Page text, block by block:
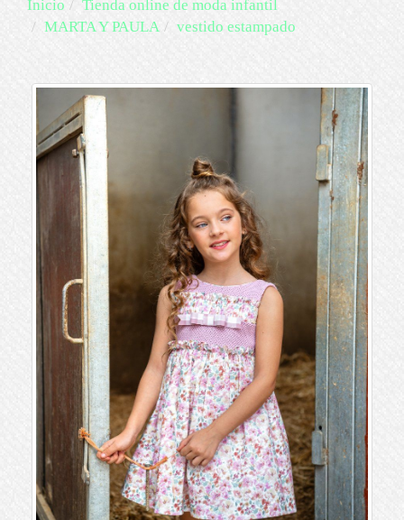
Inicio
Tienda online de moda infantil
MARTA Y PAULA
vestido estampado